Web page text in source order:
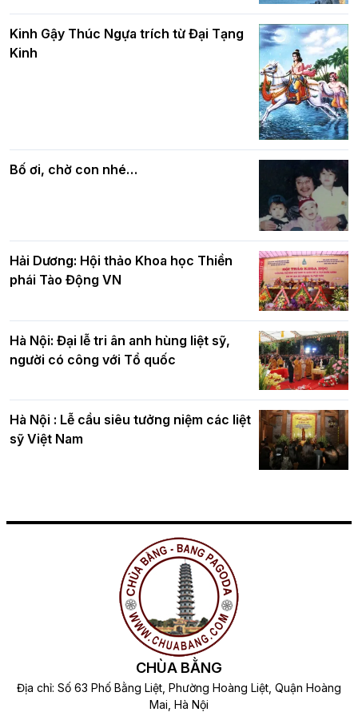
Hà Nội: Gần 40 xe hoa rực rỡ diễu hành
kính mừng Đại lễ Phật đản PL.2570 –
DL.2026
nhân mùa Phật đản PL.2570
Phật giáo chính tín Phần 8: Hiếu đạo
và bình đẳng trong Phật giáo
Phật giáo chính tín Phần 7: Luật nhân
quả
Kinh Gậy Thúc Ngựa trích từ Đại Tạng
Kinh
Bố ơi, chờ con nhé…
Hải Dương: Hội thảo Khoa học Thiền
phái Tào Động VN
Hà Nội: Đại lễ tri ân anh hùng liệt sỹ,
người có công với Tổ quốc
Hà Nội : Lễ cầu siêu tưởng niệm các liệt
sỹ Việt Nam
CHÙA BẰNG
Địa chỉ: Số 63 Phố Bằng Liệt, Phường Hoàng Liệt, Quận Hoàng
Mai, Hà Nội